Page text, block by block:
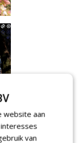
website aan
van